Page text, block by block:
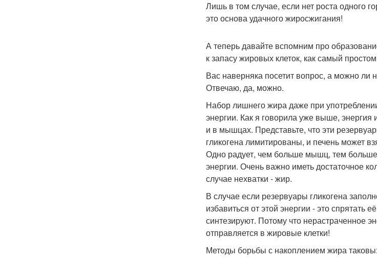
Лишь в том случае, если нет роста одного
это основа удачного жиросжигания!
А теперь давайте вспомним про
к запасу жировых клеток, как самый
Вас наверняка посетит вопрос, а можно ли
Отвечаю, да, можно.
Набор лишнего жира даже при
энергии. Как я говорила уже выше,
и в мышцах. Представьте, что эти
гликогена лимитированы, и печень может
Одно радует, чем больше мышц, тем
энергии. Очень важно иметь достаточное
случае нехватки - жир.
В случае если резервуары гликогена
избавиться от этой энергии - это
синтезируют. Потому что нерастраченное
отправляется в жировые клетки!
Методы борьбы с накоплением жира таковы: